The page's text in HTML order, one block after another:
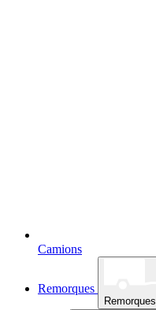
Camions
Remorques
Remorques